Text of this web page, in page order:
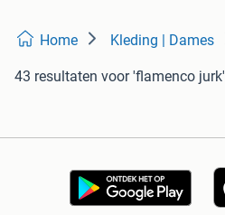
Home Kleding | Dames
43 resultaten voor 'flamenco jurk'